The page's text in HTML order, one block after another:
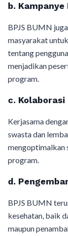
b.
BPJS BUMN
masyarakat
tentang
menjadikan
program.
c. Kolaborasi
Kerjasama
swasta dan
mengoptimalkan
program.
d.
BPJS BUMN
kesehatan, baik
maupun